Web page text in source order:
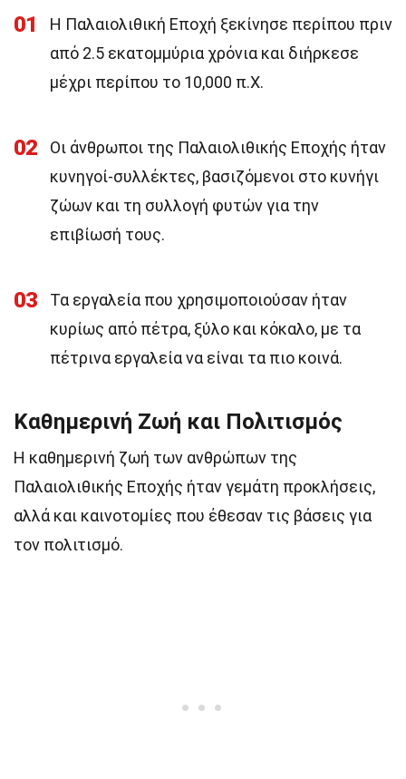
01
Η Παλαιολιθική Εποχή ξεκίνησε περίπου πριν
από 2.5 εκατομμύρια χρόνια και διήρκεσε
μέχρι περίπου το 10,000 π.Χ.
02
Οι άνθρωποι της Παλαιολιθικής Εποχής ήταν
κυνηγοί-συλλέκτες, βασιζόμενοι στο κυνήγι
ζώων και τη συλλογή φυτών για την
επιβίωσή τους.
03
Τα εργαλεία που χρησιμοποιούσαν ήταν
κυρίως από πέτρα, ξύλο και κόκαλο, με τα
πέτρινα εργαλεία να είναι τα πιο κοινά.
Καθημερινή Ζωή και Πολιτισμός
Η καθημερινή ζωή των ανθρώπων της
Παλαιολιθικής Εποχής ήταν γεμάτη προκλήσεις,
αλλά και καινοτομίες που έθεσαν τις βάσεις για
τον πολιτισμό.